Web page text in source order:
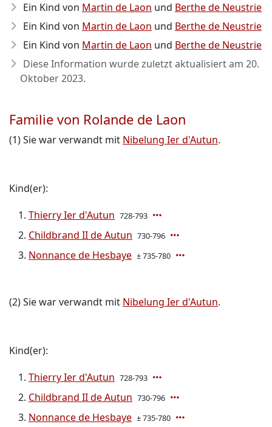
Ein Kind von Martin de Laon und Berthe de Neustrie
Ein Kind von Martin de Laon und Berthe de Neustrie
Ein Kind von Martin de Laon und Berthe de Neustrie
Diese Information wurde zuletzt aktualisiert am 20.
Oktober 2023.
Familie von Rolande de Laon
(1) Sie war verwandt mit Nibelung Ier d'Autun.
Kind(er):
Thierry Ier d'Autun 728-793
Childbrand II de Autun 730-796
Nonnance de Hesbaye ± 735-780
(2) Sie war verwandt mit Nibelung Ier d'Autun.
Kind(er):
Thierry Ier d'Autun 728-793
Childbrand II de Autun 730-796
Nonnance de Hesbaye ± 735-780